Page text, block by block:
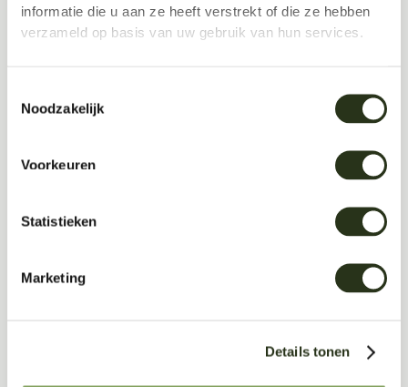
informatie die u aan ze heeft verstrekt of die ze hebben
verzameld op basis van uw gebruik van hun services.
Noodzakelijk
Voorkeuren
Statistieken
Marketing
Details tonen